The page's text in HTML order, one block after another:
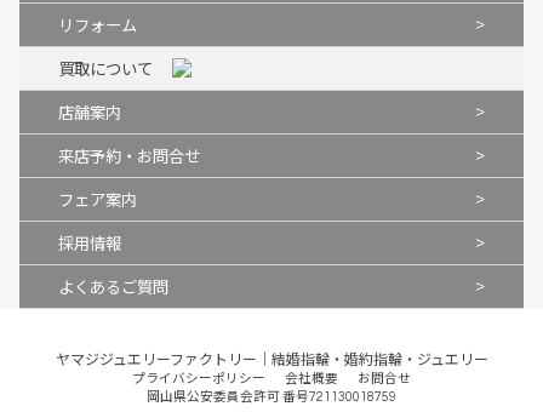
リフォーム >
買取について
店舗案内 >
来店予約・お問合せ >
フェア案内 >
採用情報 >
よくあるご質問 >
ヤマジジュエリーファクトリー｜結婚指輪・婚約指輪・ジュエリー
プライバシーポリシー 会社概要
お問合せ
岡山県公安委員会許可 番号721130018759